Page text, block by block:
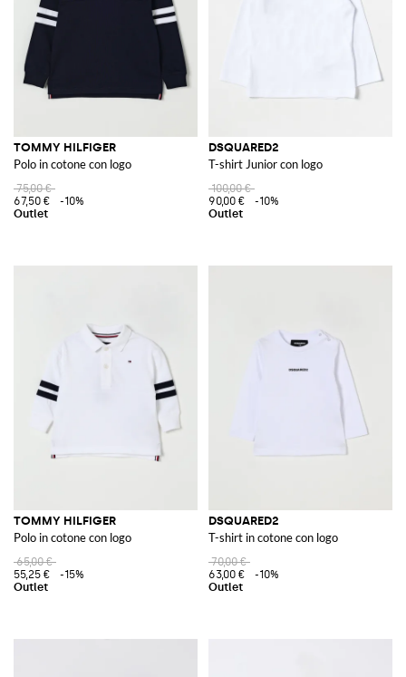
TOMMY HILFIGER
Polo in cotone con logo
75,00 €
67,50 €
-10%
DSQUARED2
T-shirt Junior con logo
100,00 €
90,00 €
-10%
TOMMY HILFIGER
Polo in cotone con logo
65,00 €
55,25 €
-15%
DSQUARED2
T-shirt in cotone con logo
70,00 €
63,00 €
-10%